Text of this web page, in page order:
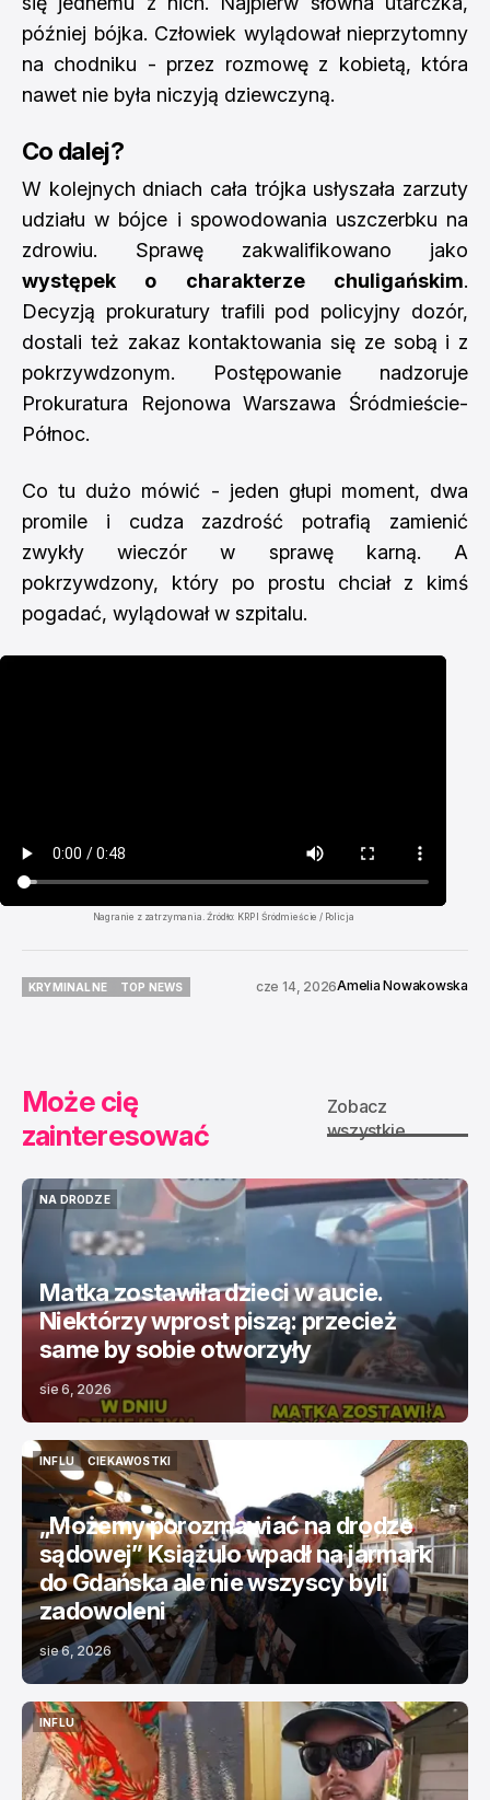
później bójka. Człowiek wylądował nieprzytomny
na chodniku - przez rozmowę z kobietą, która
nawet nie była niczyją dziewczyną.
Co dalej?
W kolejnych dniach cała trójka usłyszała zarzuty
udziału w bójce i spowodowania uszczerbku na
zdrowiu. Sprawę zakwalifikowano jako
występek o charakterze chuligańskim.
Decyzją prokuratury trafili pod policyjny dozór,
dostali też zakaz kontaktowania się ze sobą i z
pokrzywdzonym. Postępowanie nadzoruje
Prokuratura Rejonowa Warszawa Śródmieście-
Północ.
Co tu dużo mówić - jeden głupi moment, dwa
promile i cudza zazdrość potrafią zamienić
zwykły wieczór w sprawę karną. A
pokrzywdzony, który po prostu chciał z kimś
pogadać, wylądował w szpitalu.
Nagranie z zatrzymania. Źródło: KRP I Śródmieście / Policja
KRYMINALNE
TOP NEWS
cze 14, 2026Amelia Nowakowska
Może cię
zainteresować
Zobacz
wszystkie
NA DRODZE
NA DRODZE
Matka zostawiła dzieci w aucie.
Niektórzy wprost piszą: przecież
same by sobie otworzyły
sie 6, 2026
INFLU
INFLU
CIEKAWOSTKI
CIEKAWOSTKI
„Możemy porozmawiać na drodze
sądowej” Książulo wpadł na jarmark
do Gdańska ale nie wszyscy byli
zadowoleni
sie 6, 2026
INFLU
INFLU